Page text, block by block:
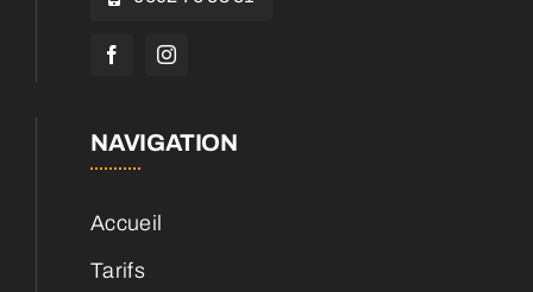
NAVIGATION
Accueil
Tarifs